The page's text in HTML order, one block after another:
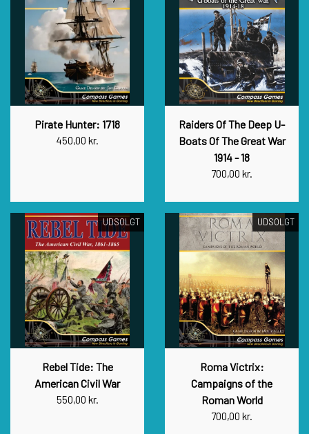
Pirate Hunter: 1718
450,00 kr.
Raiders Of The Deep U-
Boats Of The Great War
1914 - 18
700,00 kr.
UDSOLGT
Rebel Tide: The
American Civil War
550,00 kr.
UDSOLGT
Roma Victrix:
Campaigns of the
Roman World
700,00 kr.